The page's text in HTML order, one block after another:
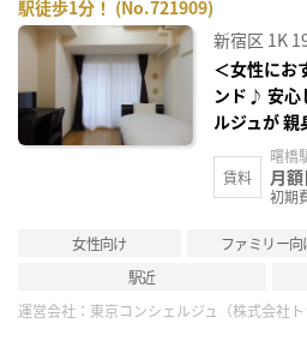
駅徒歩1分！ (No.721909)
新宿区 1K
＜女性にお
ンド♪ 安心
ルジュが 親
賃料
曙橋
月
初期
女性向け ファミリー向
駅近
運営会社： 東京コンシェルジュ（株式会社ト